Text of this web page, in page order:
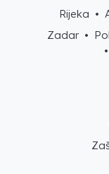
Rijeka •
Zadar •